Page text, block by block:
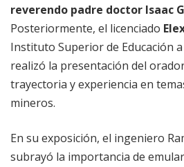
reverendo padre doctor Isaac
Posteriormente, el licenciado
Instituto Superior de Educación a
realizó la presentación del
trayectoria y experiencia en
mineros.
En su exposición, el ingeniero
subrayó la importancia de